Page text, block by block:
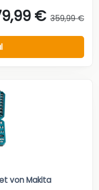
€ 359,99 €
von Makita